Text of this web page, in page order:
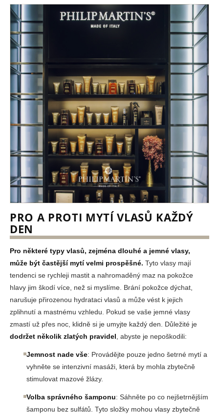
PRO A PROTI MYTÍ VLASŮ KAŽDÝ
DEN
Pro některé typy vlasů, zejména dlouhé a jemné vlasy,
může být častější mytí velmi prospěšné. Tyto vlasy mají
tendenci se rychleji mastit a nahromaděný maz na pokožce
hlavy jim škodí více, než si myslíme. Brání pokožce dýchat,
narušuje přirozenou hydrataci vlasů a může vést k jejich
zplihnutí a mastnému vzhledu. Pokud se vaše jemné vlasy
zmastí už přes noc, klidně si je umyjte každý den. Důležité je
dodržet několik zlatých pravidel , abyste je nepoškodili:
Jemnost nade vše: Provádějte pouze jedno šetrné mytí a
vyhněte se intenzivní masáži, která by mohla zbytečně
stimulovat mazové žlázy.
Volba správného šamponu: Sáhněte po co nejšetrnějším
šamponu bez sulfátů. Tyto složky mohou vlasy zbytečně